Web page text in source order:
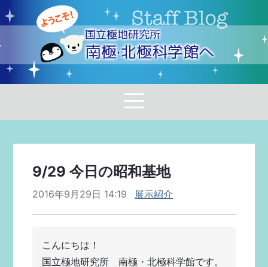
国立極地研究所
南極·北極科学館へ
9/29 今日の昭和基地
2016年9月29日 14:19 展示紹介
こんにちは！
国立極地研究所　南極・北極科学館です。